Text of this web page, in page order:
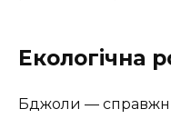
Екологічна
Бджоли —